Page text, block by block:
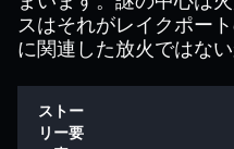
スはそれがレイクポー
に関連した放火ではない
ストー
リー要